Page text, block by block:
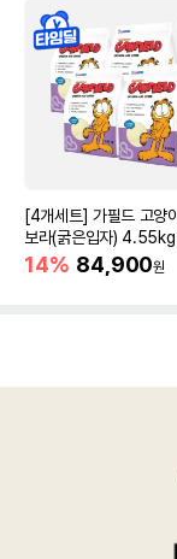
[4개세트] 가필드 고양
보라(굵은입자) 4.55kg
바모래
14% 84,900원